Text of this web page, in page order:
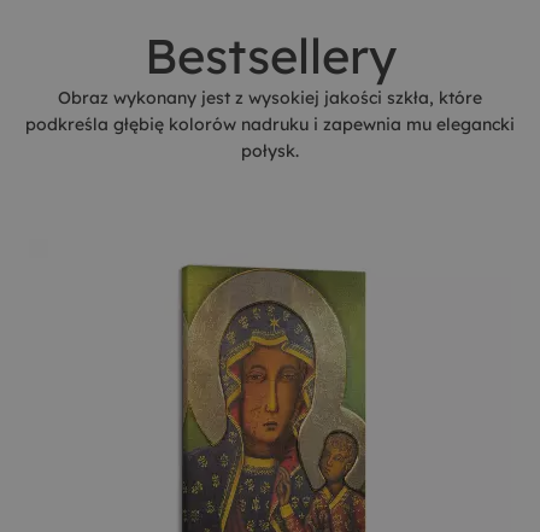
Bestsellery
Obraz wykonany jest z wysokiej jakości szkła, które
podkreśla głębię kolorów nadruku i zapewnia mu elegancki
połysk.